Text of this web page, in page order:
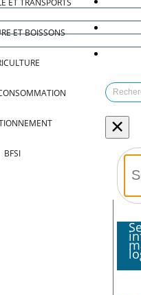
ET TRANSPORTS
ET BOISSONS
BFSI
×